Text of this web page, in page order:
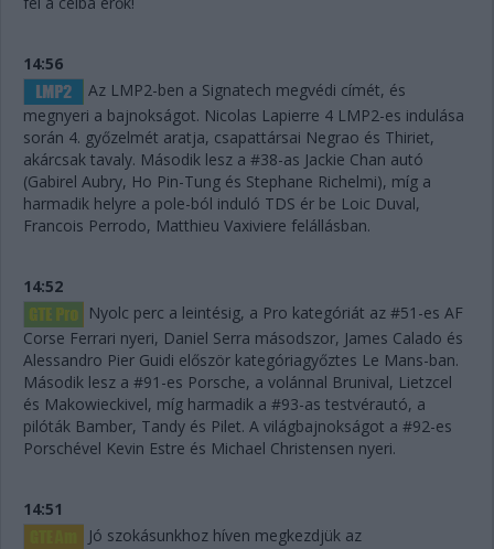
14:56
Az LMP2-ben a Signatech megvédi címét, és
megnyeri a bajnokságot. Nicolas Lapierre 4 LMP2-es indulása
során 4. győzelmét aratja, csapattársai Negrao és Thiriet,
akárcsak tavaly. Második lesz a #38-as Jackie Chan autó
(Gabirel Aubry, Ho Pin-Tung és Stephane Richelmi), míg a
harmadik helyre a pole-ból induló TDS ér be Loic Duval,
Francois Perrodo, Matthieu Vaxiviere felállásban.
14:52
Nyolc perc a leintésig, a Pro kategóriát az #51-es AF
Corse Ferrari nyeri, Daniel Serra másodszor, James Calado és
Alessandro Pier Guidi először kategóriagyőztes Le Mans-ban.
Második lesz a #91-es Porsche, a volánnal Brunival, Lietzcel
és Makowieckivel, míg harmadik a #93-as testvérautó, a
pilóták Bamber, Tandy és Pilet. A világbajnokságot a #92-es
Porschével Kevin Estre és Michael Christensen nyeri.
14:51
Jó szokásunkhoz híven megkezdjük az